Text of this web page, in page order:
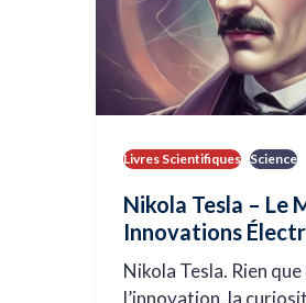
Livres Scientifiques Science
Nikola Tesla – Le
Innovations
Nikola Tesla. Rien
l’innovation, la